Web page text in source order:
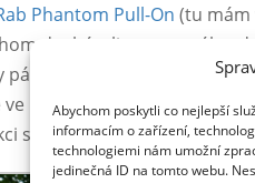
Abychom poskytli co nejlepší
informacím o zařízení,
technologiemi nám umožní
jedinečná ID na tomto webu.
Phantom Pull-On (tu mám
docházeli za tmy,
margotek, jesenku,
městech a na chatách,
s běžeckou vestou.